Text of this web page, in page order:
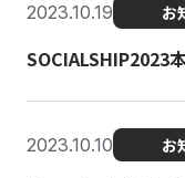
2023.10.19 お
SOCIALSHIP2023
2023.10.10 お